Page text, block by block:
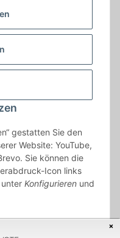
gestatten Sie den
Website: YouTube,
Sie können die
Icon links
Konfigurieren und
und innerhalb
Angaben zur
nicht garantiert. Der
Alle angegebenen Preise
zzgl.Versand| Das Angebot
aussließlich auf den
×